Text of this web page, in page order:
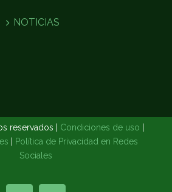
NOTICIAS
reservados | Condiciones de uso
Política de Privacidad en Redes
Sociales